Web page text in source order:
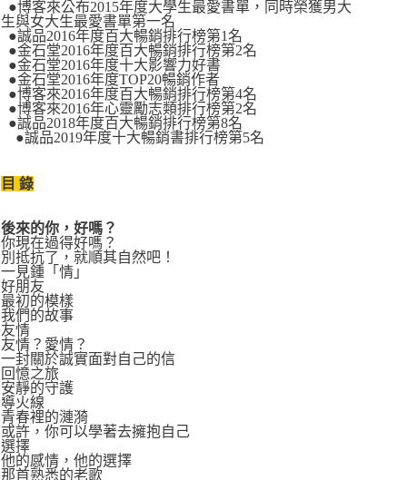
●博客來公布2015年度大學生最愛書單，同時榮獲男大
生與女大生最愛書單第一名
●誠品2016年度百大暢銷排行榜第1名
●金石堂2016年度百大暢銷排行榜第2名
●金石堂2016年度十大影響力好書
●金石堂2016年度TOP20暢銷作者
●博客來2016年度百大暢銷排行榜第4名
●博客來2016年心靈勵志類排行榜第2名
●誠品2018年度百大暢銷排行榜第8名
●誠品2019年度十大暢銷書排行榜第5名
目 錄
後來的你，好嗎？
你現在過得好嗎？
別抵抗了，就順其自然吧！
一見鍾「情」
好朋友
最初的模樣
我們的故事
友情
友情？愛情？
一封關於誠實面對自己的信
回憶之旅
安靜的守護
導火線
青春裡的漣漪
或許，你可以學著去擁抱自己
選擇
他的感情，他的選擇
那首熟悉的老歌